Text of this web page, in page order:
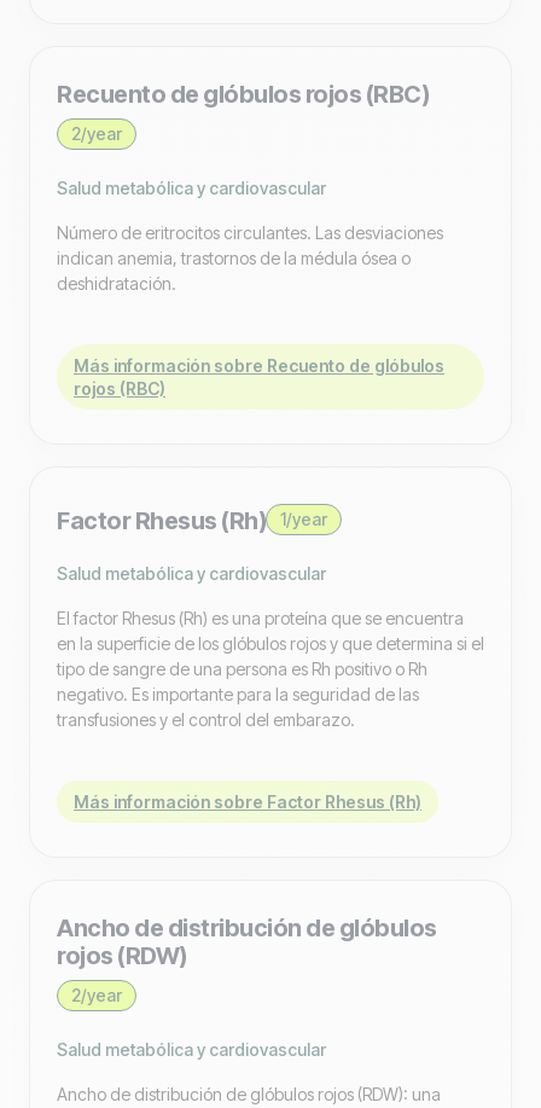
Recuento de glóbulos rojos (RBC)
2/year
Salud metabólica y cardiovascular
Número de eritrocitos circulantes. Las desviaciones
indican anemia, trastornos de la médula ósea o
deshidratación.
Más información sobre Recuento de glóbulos
rojos (RBC)
Factor Rhesus (Rh) 1/year
Salud metabólica y cardiovascular
El factor Rhesus (Rh) es una proteína que se encuentra
en la superficie de los glóbulos rojos y que determina si el
tipo de sangre de una persona es Rh positivo o Rh
negativo. Es importante para la seguridad de las
transfusiones y el control del embarazo.
Más información sobre Factor Rhesus (Rh)
Ancho de distribución de glóbulos
rojos (RDW)
2/year
Salud metabólica y cardiovascular
Ancho de distribución de glóbulos rojos (RDW): una